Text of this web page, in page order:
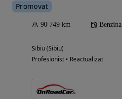
Promovat
90 749 km Benzina
Sibiu (Sibiu)
Profesionist • Reactualizat